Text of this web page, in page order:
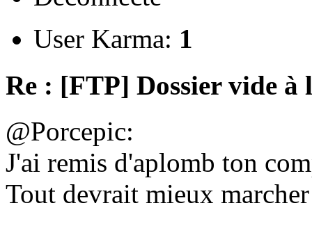
User Karma: 1
Re : [FTP] Dossier vide à
@Porcepic:
J'ai remis d'aplomb ton
Tout devrait mieux